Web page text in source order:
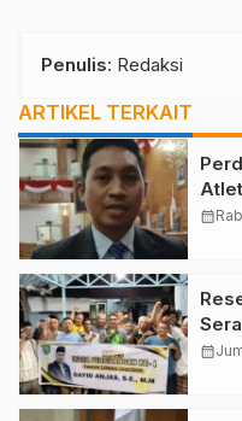
Penulis: Redaksi
ARTIKEL TERKAIT
calendar_month
34
calendar_month